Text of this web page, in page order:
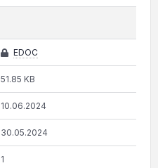
EDOC
51.85 KB
10.06.2024
30.05.2024
1